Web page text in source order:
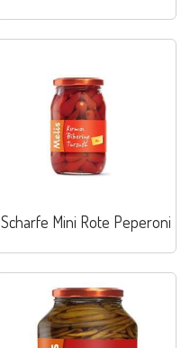
Scharfe Mini Rote Peperoni